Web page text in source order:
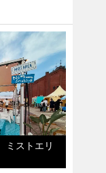
ミストエリ